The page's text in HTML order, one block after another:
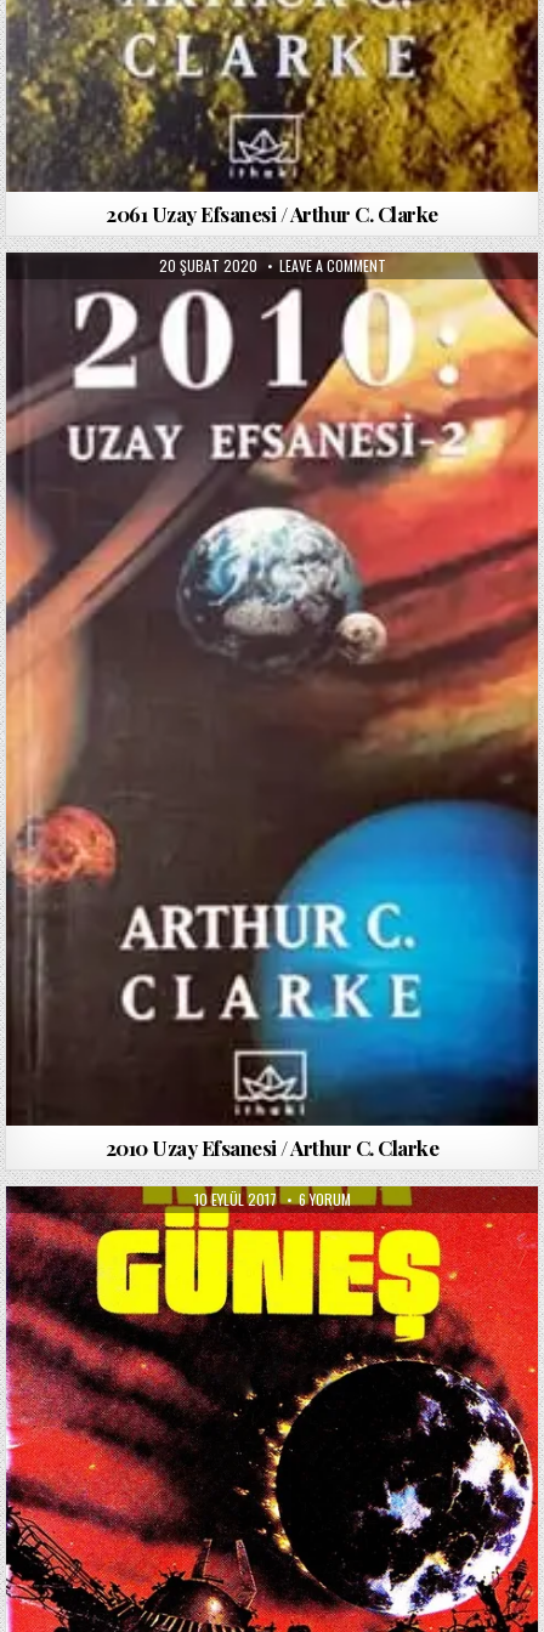
2061 Uzay Efsanesi / Arthur C. Clarke
PUBLISHED
DATE:
20 ŞUBAT 2020 LEAVE A COMMENTON
2010
UZAY
EFSANESI
ARTHUR
C.
CLARKE
2010 Uzay Efsanesi / Arthur C. Clarke
PUBLISHED
DATE:
10 EYLÜL 2017 KARA
GÜNEŞ
/
ARTHUR
C.CLARKE
IÇIN
6 YORUM